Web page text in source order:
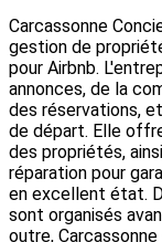
Carcassonne
gestion de
pour Airbnb.
annonces, de la
des réservations,
de départ. Elle
des propriétés,
réparation pour
en excellent état.
sont organisés
outre,